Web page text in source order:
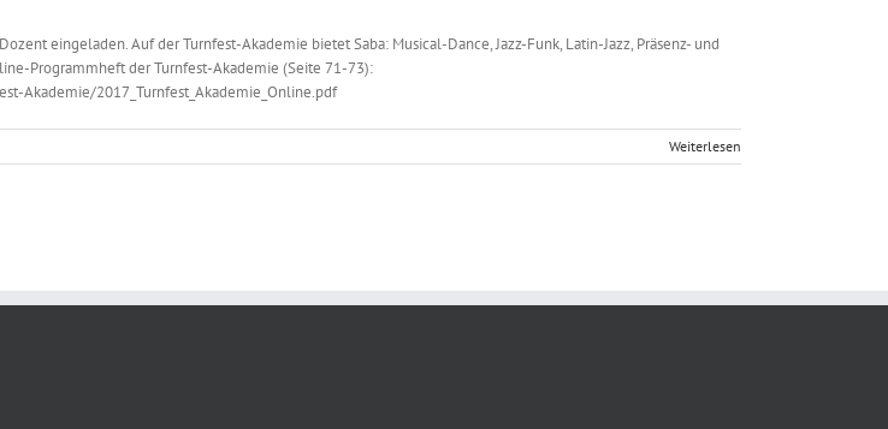
eingeladen. Auf der Turnfest-Akademie bietet Saba: Musical-Dance, Jazz-Funk, Latin-Jazz, Präsenz- und
Programmheft der Turnfest-Akademie (Seite 71-73):
Akademie/2017_Turnfest_Akademie_Online.pdf
Weiterlesen